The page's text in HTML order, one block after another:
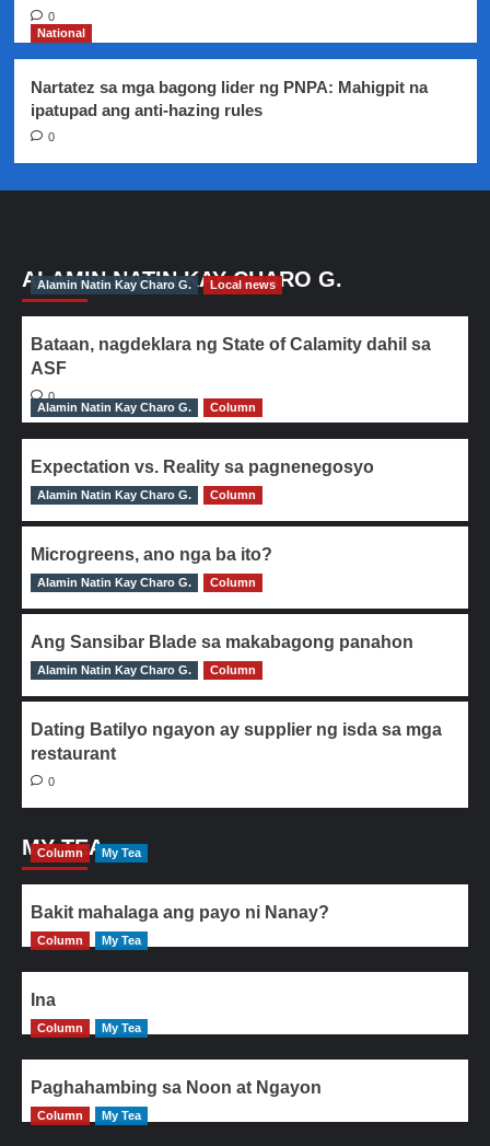
0
National
Nartatez sa mga bagong lider ng PNPA: Mahigpit na
ipatupad ang anti-hazing rules
0
ALAMIN NATIN KAY CHARO G.
Alamin Natin Kay Charo G. Local news
Bataan, nagdeklara ng State of Calamity dahil sa
ASF
0
Alamin Natin Kay Charo G.
Column
Expectation vs. Reality sa pagnenegosyo
0
Alamin Natin Kay Charo G. Column
Microgreens, ano nga ba ito?
0
Alamin Natin Kay Charo G. Column
Ang Sansibar Blade sa makabagong panahon
0
Alamin Natin Kay Charo G. Column
Dating Batilyo ngayon ay supplier ng isda sa mga
restaurant
0
MY TEA
Column My Tea
Bakit mahalaga ang payo ni Nanay?
Column My Tea
Ina
Column My Tea
Paghahambing sa Noon at Ngayon
Column My Tea